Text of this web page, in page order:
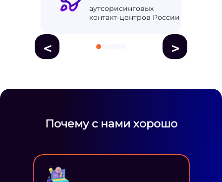
аутсорисинговых
контакт-центров России
< >
Почему с нами хорошо